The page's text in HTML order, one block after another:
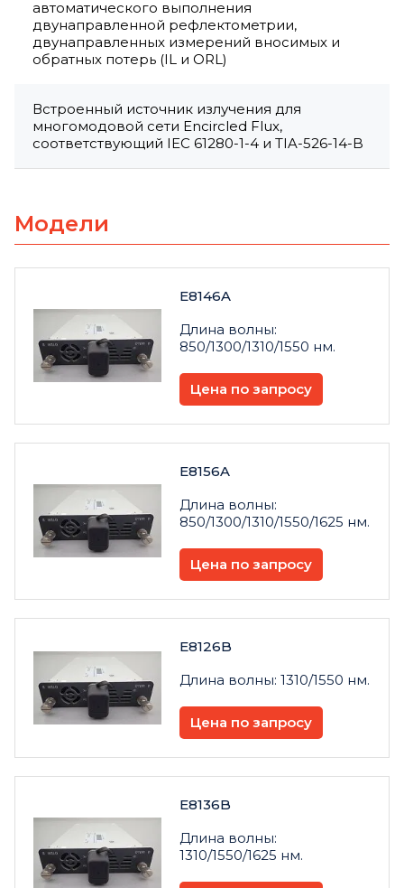
автоматического выполнения
двунаправленной рефлектометрии,
двунаправленных измерений вносимых и
обратных потерь (IL и ORL)
Встроенный источник излучения для
многомодовой сети Encircled Flux,
соответствующий IEC 61280-1-4 и TIA-526-14-B
Модели
E8146A
Длина волны:
850/1300/1310/1550 нм.
Цена по запросу
E8156A
Длина волны:
850/1300/1310/1550/1625 нм.
Цена по запросу
E8126B
Длина волны: 1310/1550 нм.
Цена по запросу
E8136B
Длина волны:
1310/1550/1625 нм.